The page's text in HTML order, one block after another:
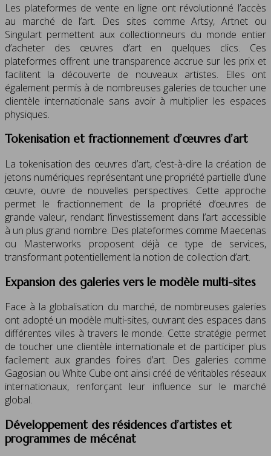
Les plateformes de vente en ligne ont révolutionné l’accès
au marché de l’art. Des sites comme Artsy, Artnet ou
Singulart permettent aux collectionneurs du monde entier
d’acheter des œuvres d’art en quelques clics. Ces
plateformes offrent une transparence accrue sur les prix et
facilitent la découverte de nouveaux artistes. Elles ont
également permis à de nombreuses galeries de toucher une
clientèle internationale sans avoir à multiplier les espaces
physiques.
Tokenisation et fractionnement d’œuvres d’art
La tokenisation des œuvres d’art, c’est-à-dire la création de
jetons numériques représentant une propriété partielle d’une
œuvre, ouvre de nouvelles perspectives. Cette approche
permet le fractionnement de la propriété d’œuvres de
grande valeur, rendant l’investissement dans l’art accessible
à un plus grand nombre. Des plateformes comme Maecenas
ou Masterworks proposent déjà ce type de services,
transformant potentiellement la notion de collection d’art.
Expansion des galeries vers le modèle multi-sites
Face à la globalisation du marché, de nombreuses galeries
ont adopté un modèle multi-sites, ouvrant des espaces dans
différentes villes à travers le monde. Cette stratégie permet
de toucher une clientèle internationale et de participer plus
facilement aux grandes foires d’art. Des galeries comme
Gagosian ou White Cube ont ainsi créé de véritables réseaux
internationaux, renforçant leur influence sur le marché
global.
Développement des résidences d’artistes et
programmes de mécénat